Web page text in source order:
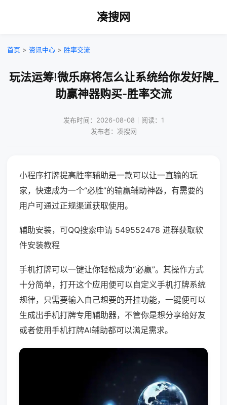
凑搜网
首页 > 资讯中心 > 胜率交流
玩法运筹!微乐麻将怎么让系统给你发好牌_
助赢神器购买-胜率交流
发布时间：2026-08-08｜阅读：1
发布者：凑搜网
小程序打牌提高胜率辅助是一款可以让一直输的玩
家，快速成为一个“必胜”的输赢辅助神器，有需要的
用户可通过正规渠道获取使用。
辅助安装，可QQ搜索申请 549552478 进群获取软
件安装教程
手机打牌可以一键让你轻松成为“必赢”。其操作方式
十分简单，打开这个应用便可以自定义手机打牌系统
规律，只需要输入自己想要的开挂功能，一键便可以
生成出手机打牌专用辅助器，不管你是想分享给好友
或者使用手机打牌AI辅助都可以满足需求。